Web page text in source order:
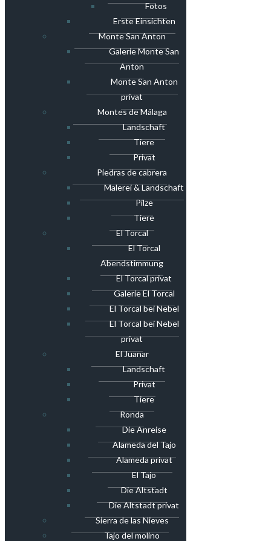
Fotos
Erste Einsichten
Monte San Anton
Galerie Monte San
Anton
Monte San Anton
privat
Montes de Málaga
Landschaft
Tiere
Privat
Piedras de cabrera
Malerei & Landschaft
Pilze
Tiere
El Torcal
El Torcal
Abendstimmung
El Torcal privat
Galerie El Torcal
El Torcal bei Nebel
El Torcal bei Nebel
privat
El Juanar
Landschaft
Privat
Tiere
Ronda
Die Anreise
Alameda del Tajo
Alameda privat
El Tajo
Die Altstadt
Die Altstadt privat
Sierra de las Nieves
Tajo del molino